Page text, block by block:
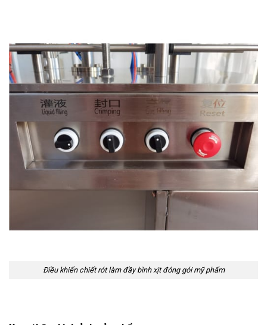
Điều khiển chiết rót làm đầy bình xịt đóng gói mỹ phẩm